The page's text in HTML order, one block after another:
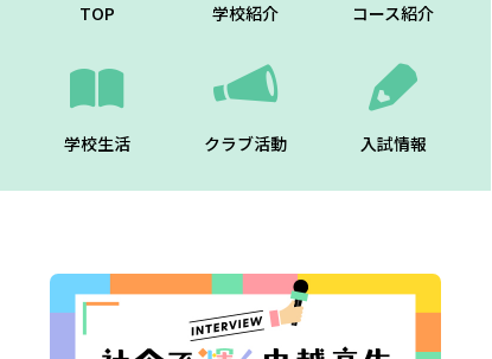
TOP 学校紹介 コース紹介
学校生活 クラブ活動 入試情報